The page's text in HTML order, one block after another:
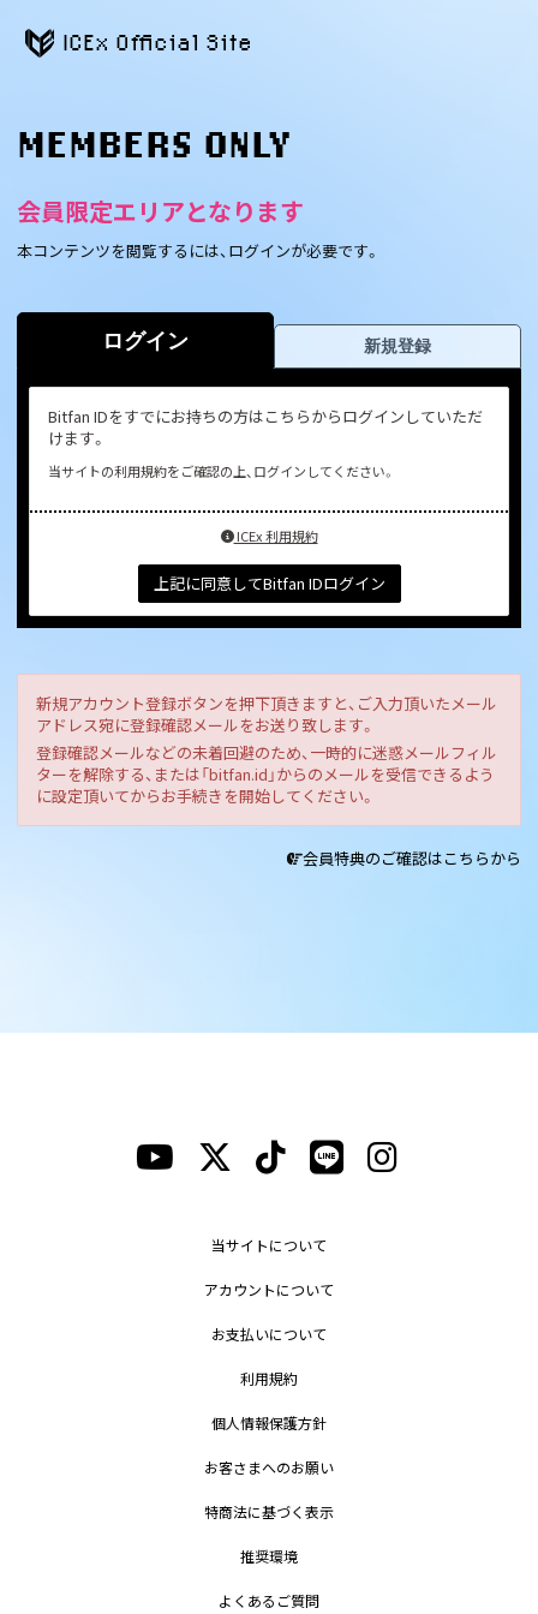
ICEx Official Site
MEMBERS ONLY
会員限定エリアとなります
本コンテンツを閲覧するには、ログインが必要です。
ログイン 新規登録
Bitfan IDをすでにお持ちの方はこちらからログインしていただ
けます。
当サイトの利用規約をご確認の上、ログインしてください。
ICEx 利用規約
上記に同意してBitfan IDログイン
新規アカウント登録ボタンを押下頂きますと、ご入力頂いたメール
アドレス宛に登録確認メールをお送り致します。
登録確認メールなどの未着回避のため、一時的に迷惑メールフィル
ターを解除する、または「bitfan.id」からのメールを受信できるよう
に設定頂いてからお手続きを開始してください。
会員特典のご確認はこちらから
当サイトについて
アカウントについて
お支払いについて
利用規約
個人情報保護方針
お客さまへのお願い
特商法に基づく表示
推奨環境
よくあるご質問